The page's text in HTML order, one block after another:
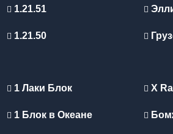
1.21.51
1.21.50
1 Лаки Блок
1 Блок в Океане
X